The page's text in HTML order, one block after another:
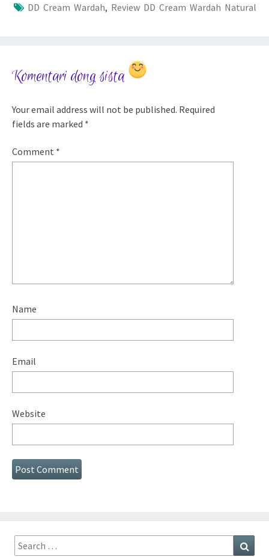
DD Cream Wardah, Review DD Cream Wardah Natural
Komentari dong sista
Your email address will not be published. Required
fields are marked *
Comment *
Name
Email
Website
Search